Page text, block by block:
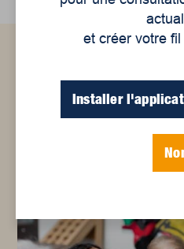
Articles
et créer votre
Installer